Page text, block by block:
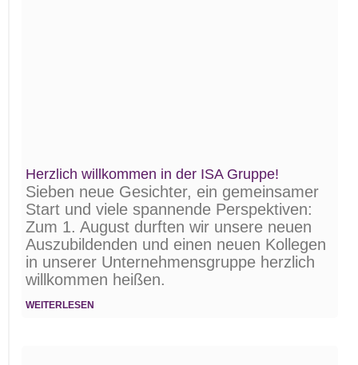
Herzlich willkommen in der ISA Gruppe!
Sieben neue Gesichter, ein gemein­samer
Start und viele spannende Perspektiven:
Zum 1. August durften wir unsere neuen
Auszu­bildenden und einen neuen Kollegen
in unserer Unternehmens­gruppe herzlich
willkommen heißen.
WEITERLESEN